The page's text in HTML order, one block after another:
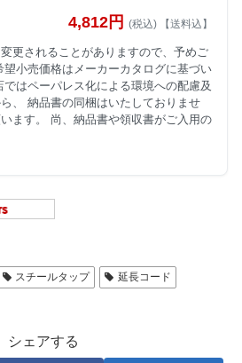
4,812円 (税込) 【送料込】
更されることがありますので、予めご
小売価格はメーカーカタログに基づい
はペーパレス化による環境への配慮及
、 納品書の同梱はいたしておりませ
ます。 尚、納品書や領収書がご入用の
スチールタップ
延長コード
シェアする